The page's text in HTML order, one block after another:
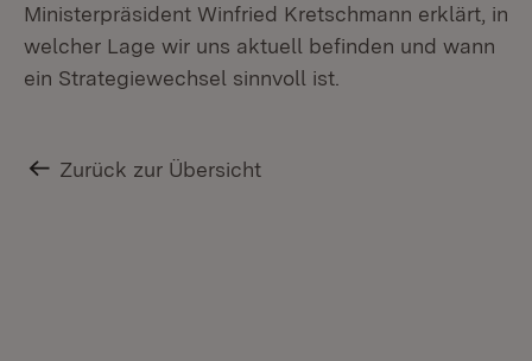
Ministerpräsident Winfried Kretschmann erklärt, in
welcher Lage wir uns aktuell befinden und wann
ein Strategiewechsel sinnvoll ist.
Zurück zur Übersicht